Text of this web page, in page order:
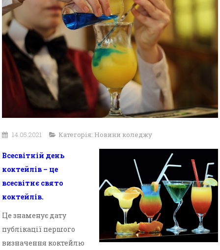
14.05.2021 Категорія: Новини коледжу
Всесвітній день
коктейлів – це
всесвітнє свято
коктейлів.
Це знаменує дату
публікації першого
визначення коктейлю